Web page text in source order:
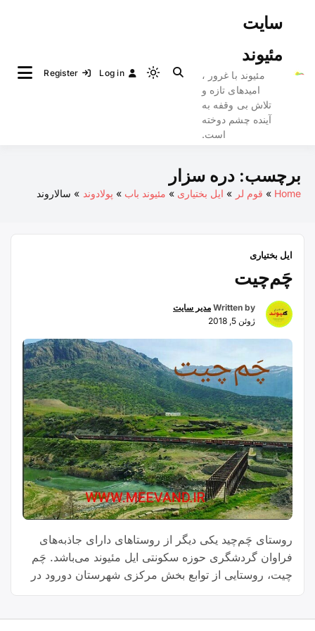
سایت
مئیوند
مئیوند با غرور ،
امیدهای تازه و
تلاش بی وقفه به
آینده چشم دوخته
است.
Light
Log in
Register
برچسب: دره سزار
Home قوم لر ایل بختیاری مئیوند باب پولادوند سالاروند
ایل بختیاری
چَم‌چیت
Written by مدیر سایت
ژوئن 5, 2018
روستای چَم‌چید یکی دیگر از روستاهای دارای جاذبه‌های
فراوان گردشگری حوزه سکونتی ایل مئیوند می‌باشد. چَم
چیت، روستایی از توابع بخش مرکزی شهرستان دورود در